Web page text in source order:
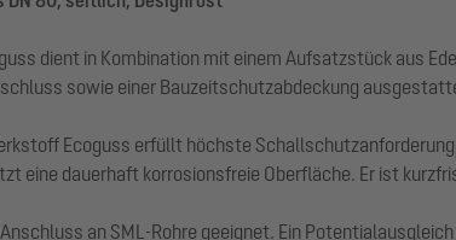
dient in Kombination mit einem Aufsatzstück aus
sowie einer Bauzeitschutzabdeckung
Ecoguss erfüllt höchste
eine dauerhaft korrosionsfreie Oberfläche. Er ist
an SML-Rohre geeignet. Ein